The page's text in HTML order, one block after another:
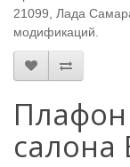
21099, Лада
модификаций.